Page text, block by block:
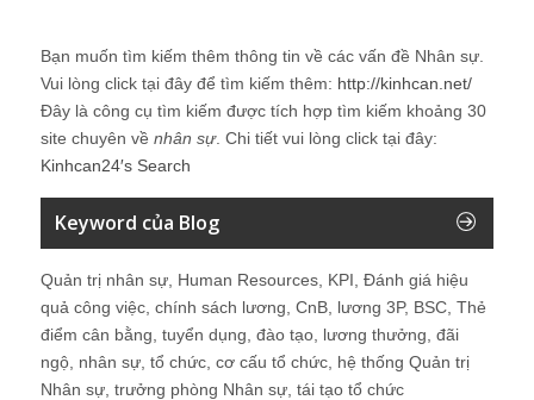
Bạn muốn tìm kiếm thêm thông tin về các vấn đề Nhân sự
Vui lòng click tại đây để tìm kiếm thêm: http://kinhcan.net/
Đây là công cụ tìm kiếm được tích hợp tìm kiếm khoảng 30
site chuyên về nhân sự. Chi tiết vui lòng click tại đây:
Kinhcan24′s Search
Keyword của Blog
Quản trị nhân sự, Human Resources, KPI, Đánh giá hiệu
quả công việc, chính sách lương, CnB, lương 3P, BSC, Thẻ
điểm cân bằng, tuyển dụng, đào tạo, lương thưởng, đãi
ngộ, nhân sự, tổ chức, cơ cấu tổ chức, hệ thống Quản trị
Nhân sự, trưởng phòng Nhân sự, tái tạo tổ chức